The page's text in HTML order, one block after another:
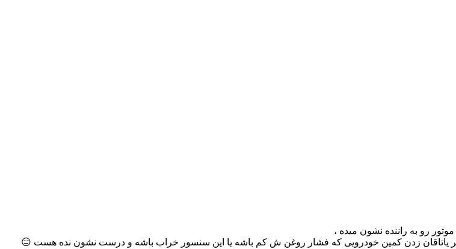
رو به راننده نشون میده ،
یاتاقان زدن کمین خودرویی که فشار روغن ش کم باشه یا این سنسور خراب باشه و درست نشون نده هست 😑